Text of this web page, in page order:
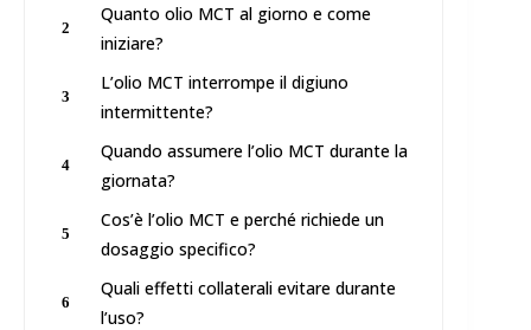
2
Quanto olio MCT al giorno e come
iniziare?
3
L’olio MCT interrompe il digiuno
intermittente?
4
Quando assumere l’olio MCT durante la
giornata?
5
Cos’è l’olio MCT e perché richiede un
dosaggio specifico?
6
Quali effetti collaterali evitare durante
l’uso?